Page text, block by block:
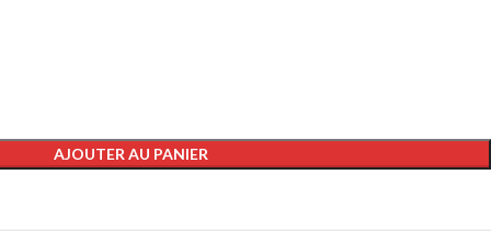
AJOUTER AU PANIER